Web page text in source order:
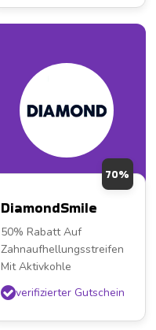
70%
DiamondSmile
50% Rabatt Auf
Zahnaufhellungsstreifen
Mit Aktivkohle
verifizierter Gutschein